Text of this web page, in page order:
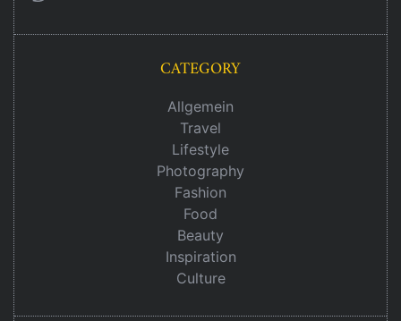
CATEGORY
Allgemein
Travel
Lifestyle
Photography
Fashion
Food
Beauty
Inspiration
Culture